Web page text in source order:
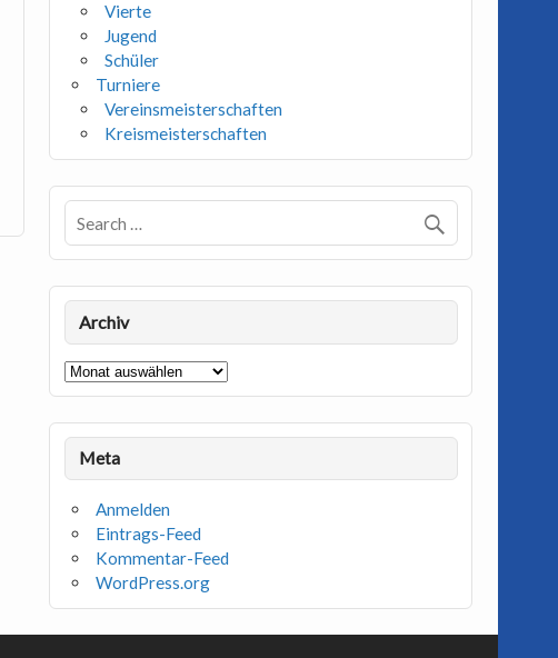
Vierte
Jugend
Schüler
Turniere
Vereinsmeisterschaften
Kreismeisterschaften
Archiv
Archiv
Meta
Anmelden
Eintrags-Feed
Kommentar-Feed
WordPress.org